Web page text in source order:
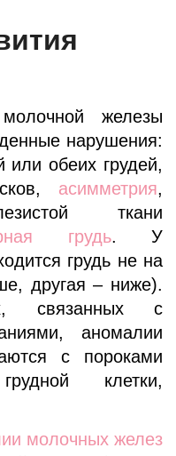
железы
нарушения:
или обеих грудей,
асимметрия,
ткани
грудь. У
грудь не на
другая – ниже).
связанных с
аномалии
с пороками
клетки,
молочных желез